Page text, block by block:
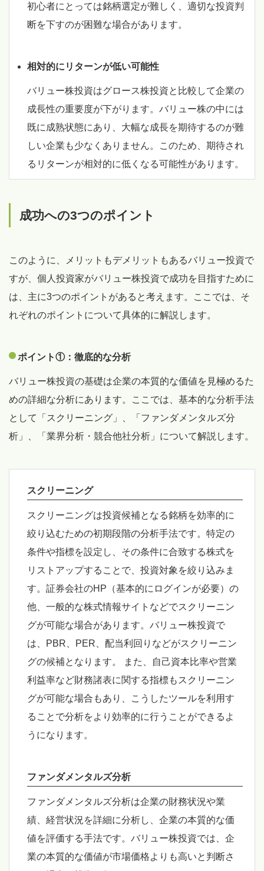
初心者にとっては銘柄選定が難しく、適切な投資判
断を下すのが困難な場合があります。
相対的にリターンが低い可能性
バリュー株投資はグロース株投資と比較して企業の
成長性の重要度が下がります。バリュー株の中には
既に成熟状態にあり、大幅な成長を期待するのが難
しい企業も少なくありません。このため、期待され
るリターンが相対的に低くなる可能性があります。
成功への3つのポイント
このように、メリットもデメリットもあるバリュー投資で
すが、個人投資家がバリュー株投資で成功を目指すために
は、主に3つのポイントがあると考えます。ここでは、そ
れぞれのポイントについて具体的に解説します。
ポイント①：徹底的な分析
バリュー株投資の基礎は企業の本質的な価値を見極めるた
めの詳細な分析にあります。ここでは、基本的な分析手法
として「スクリーニング」、「ファンダメンタルズ分
析」、「業界分析・競合他社分析」について解説します。
スクリーニング
スクリーニングは投資候補となる銘柄を効率的に
絞り込むための初期段階の分析手法です。特定の
条件や指標を設定し、その条件に合致する株式を
リストアップすることで、投資対象を絞り込みま
す。証券会社のHP（基本的にログインが必要）の
他、一般的な株式情報サイトなどでスクリーニン
グが可能な場合があります。バリュー株投資で
は、PBR、PER、配当利回りなどがスクリーニン
グの候補となります。 また、自己資本比率や営業
利益率など財務諸表に関する指標もスクリーニン
グが可能な場合もあり、こうしたツールを利用す
ることで分析をより効率的に行うことができるよ
うになります。
ファンダメンタルズ分析
ファンダメンタルズ分析は企業の財務状況や業
績、経営状況を詳細に分析し、企業の本質的な価
値を評価する手法です。バリュー株投資では、企
業の本質的な価値が市場価格よりも高いと判断さ